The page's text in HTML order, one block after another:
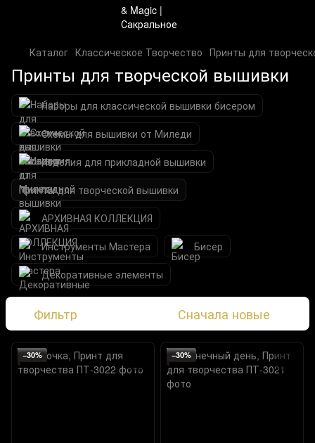
Каталог Классическое Творчество Принты для
Принты для творческой вышивки
Наборы для классической вышивки бисером
Схемы для вышивки от Миледи
Изделия для прикладной вышивки
Принты для творческой вышивки
АРХИВНАЯ КОЛЛЕКЦИЯ
Инструменты Мастера
Бисер
Декоративные элементы
Фильтр Сначала новые
−30% −30%